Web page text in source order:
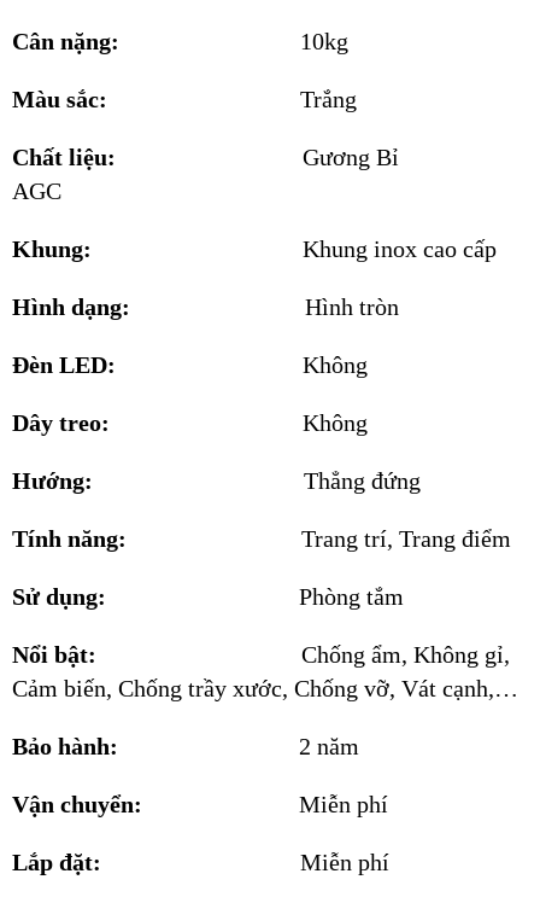
Cân nặng: 10kg
Màu sắc: Trắng
Chất liệu: Gương Bỉ
AGC
Khung: Khung inox cao cấp
Hình dạng: Hình tròn
Đèn LED: Không
Dây treo: Không
Hướng: Thẳng đứng
Tính năng: Trang trí, Trang điểm
Sử dụng: Phòng tắm
Nổi bật: Chống ẩm, Không gỉ,
Cảm biến, Chống trầy xước, Chống vỡ, Vát cạnh,…
Bảo hành: 2 năm
Vận chuyển: Miễn phí
Lắp đặt: Miễn phí